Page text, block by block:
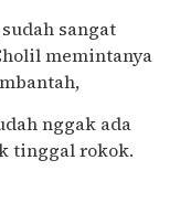
sangat
memintanya
nggak ada
tinggal rokok.